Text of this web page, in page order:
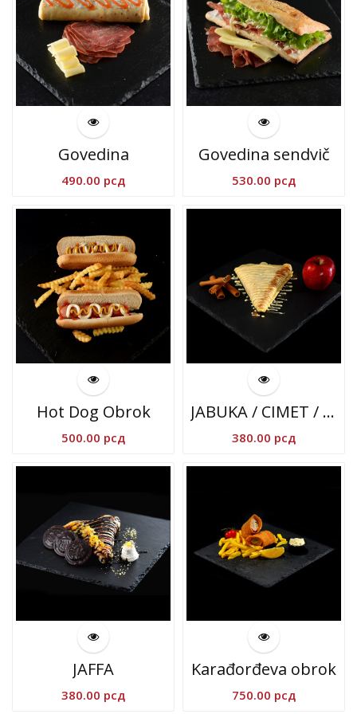
Govedina
490.00 рсд
Govedina sendvič
530.00 рсд
Hot Dog Obrok
500.00 рсд
JABUKA / CIMET / VANILA
380.00 рсд
JAFFA
380.00 рсд
Karađorđeva obrok
750.00 рсд